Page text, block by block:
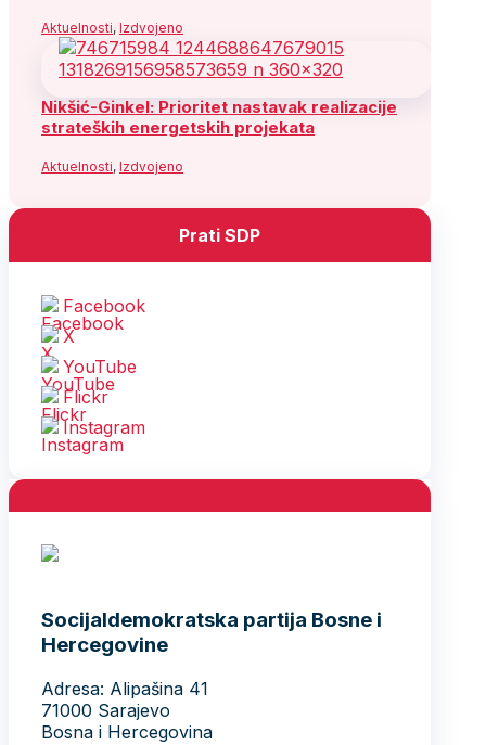
Aktuelnosti, Izdvojeno
Nikšić-Ginkel: Prioritet nastavak realizacije
strateških energetskih projekata
Aktuelnosti, Izdvojeno
Prati SDP
Facebook
X
YouTube
Flickr
Instagram
Socijaldemokratska partija Bosne i
Hercegovine
Adresa: Alipašina 41
71000 Sarajevo
Bosna i Hercegovina